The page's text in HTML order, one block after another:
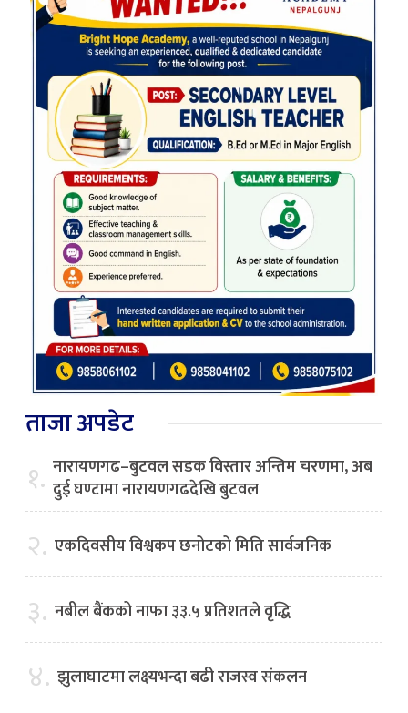
ताजा अपडेट
१. नारायणगढ–बुटवल सडक विस्तार अन्तिम चरणमा, अब
दुई घण्टामा नारायणगढदेखि बुटवल
२. एकदिवसीय विश्वकप छनोटको मिति सार्वजनिक
३. नबील बैंकको नाफा ३३.५ प्रतिशतले वृद्धि
४. झुलाघाटमा लक्ष्यभन्दा बढी राजस्व संकलन